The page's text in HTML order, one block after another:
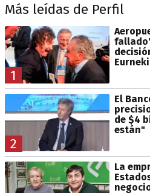
Más leídas de Perfil
1
2
El
de $4
están"
La